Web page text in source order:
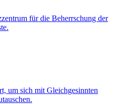
für die Beherrschung der
um sich mit Gleichgesinnten